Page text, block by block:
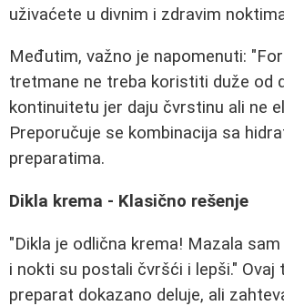
uživaćete u divnim i zdravim
Međutim, važno je napomenuti:
tretmane ne treba koristiti duže od
kontinuitetu jer daju čvrstinu ali ne
Preporučuje se kombinacija sa
preparatima.
Dikla krema - Klasično rešenje
"Dikla je odlična krema! Mazala
i nokti su postali čvršći i lepši." Ovaj
preparat dokazano deluje, ali